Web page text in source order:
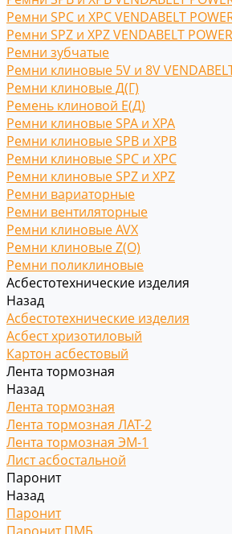
Ремни SPC и XPC VENDABELT
Ремни SPZ и XPZ VENDABELT POWER
Ремни зубчатые
Ремни клиновые 5V и 8V
Ремни клиновые Д(Г)
Ремень клиновой Е(Д)
Ремни клиновые SPA и XPA
Ремни клиновые SPB и XPB
Ремни клиновые SPC и XPC
Ремни клиновые SPZ и XPZ
Ремни вариаторные
Ремни вентиляторные
Ремни клиновые AVX
Ремни клиновые Z(O)
Ремни поликлиновые
Асбестотехнические изделия
Назад
Асбестотехнические изделия
Асбест хризотиловый
Картон асбестовый
Лента тормозная
Назад
Лента тормозная
Лента тормозная ЛАТ-2
Лента тормозная ЭМ-1
Лист асбостальной
Паронит
Назад
Паронит